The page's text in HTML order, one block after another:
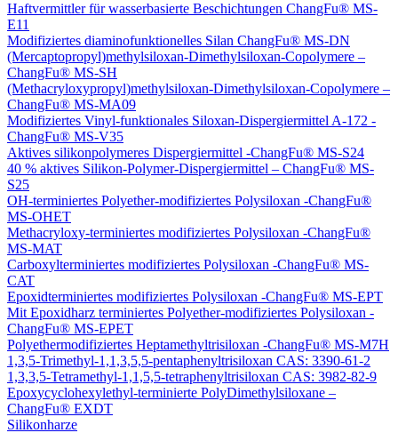
Haftvermittler für wasserbasierte Beschichtungen ChangFu® MS-
E11
Modifiziertes diaminofunktionelles Silan ChangFu® MS-DN
(Mercaptopropyl)methylsiloxan-Dimethylsiloxan-Copolymere –
ChangFu® MS-SH
(Methacryloxypropyl)methylsiloxan-Dimethylsiloxan-Copolymere –
ChangFu® MS-MA09
Modifiziertes Vinyl-funktionales Siloxan-Dispergiermittel A-172 -
ChangFu® MS-V35
Aktives silikonpolymeres Dispergiermittel -ChangFu® MS-S24
40 % aktives Silikon-Polymer-Dispergiermittel – ChangFu® MS-
S25
OH-terminiertes Polyether-modifiziertes Polysiloxan -ChangFu®
MS-OHET
Methacryloxy-terminiertes modifiziertes Polysiloxan -ChangFu®
MS-MAT
Carboxylterminiertes modifiziertes Polysiloxan -ChangFu® MS-
CAT
Epoxidterminiertes modifiziertes Polysiloxan -ChangFu® MS-EPT
Mit Epoxidharz terminiertes Polyether-modifiziertes Polysiloxan -
ChangFu® MS-EPET
Polyethermodifiziertes Heptamethyltrisiloxan -ChangFu® MS-M7H
1,3,5-Trimethyl-1,1,3,5,5-pentaphenyltrisiloxan CAS: 3390-61-2
1,3,3,5-Tetramethyl-1,1,5,5-tetraphenyltrisiloxan CAS: 3982-82-9
Epoxycyclohexylethyl-terminierte PolyDimethylsiloxane –
ChangFu® EXDT
Silikonharze